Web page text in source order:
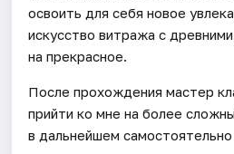
освоить для себя новое
искусство витража с
на прекрасное.
После прохождения мастер
прийти ко мне на более
в дальнейшем